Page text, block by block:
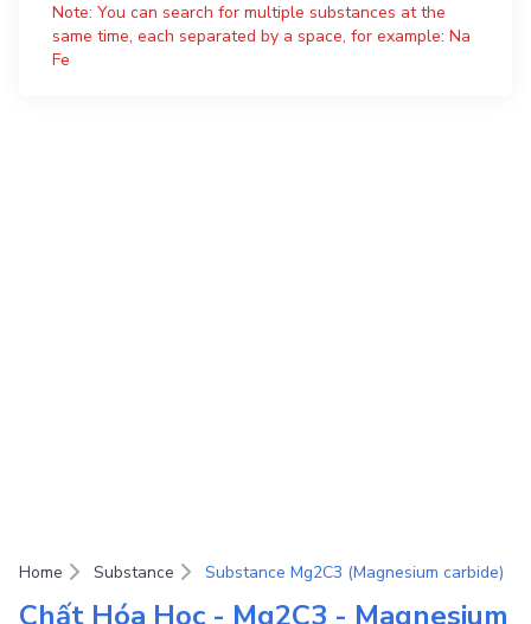
Note: You can search for multiple substances at the
same time, each separated by a space, for example: Na
Fe
Home Substance Substance Mg2C3 (Magnesium carbide)
Chất Hóa Học - Mg2C3 - Magnesium